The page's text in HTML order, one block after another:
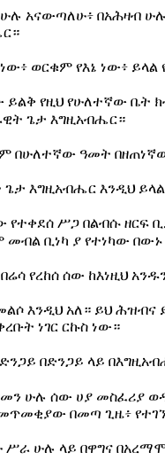
አናውጣለሁ፥ በአሕዛብ
ነው፥ ወርቁም የእኔ ነው፥
የዚህ የሁለተኛው ቤት
ጌታ እግዚአብሔር።
በሁለተኛው ዓመት
እግዚአብሔር እንዲህ
የተቀደሰ ሥጋ በልብሱ ዘርፍ
ቢነካ ያ የተነካው በውኑ
የረከሰ ሰው ከእነዚህ
እንዲህ አለ። ይህ ሕዝብና
ነገር ርኩስ ነው።
በድንጋይ ላይ
ሁሉ ሰው ሀያ መስፈሪያ
በመጣ ጊዜ፥
ሥራ ሁሉ ላይ በዋግና